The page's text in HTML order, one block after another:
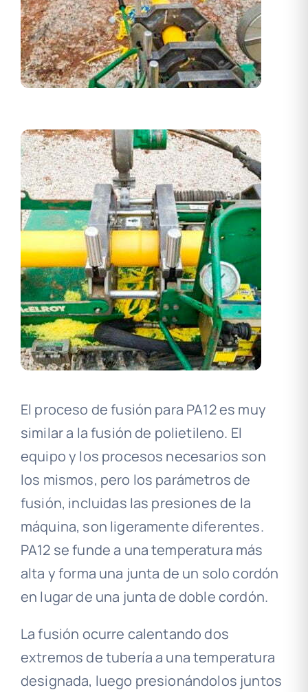
El proceso de fusión para PA12 es muy
similar a la fusión de polietileno. El
equipo y los procesos necesarios son
los mismos, pero los parámetros de
fusión, incluidas las presiones de la
máquina, son ligeramente diferentes.
PA12 se funde a una temperatura más
alta y forma una junta de un solo cordón
en lugar de una junta de doble cordón.
La fusión ocurre calentando dos
extremos de tubería a una temperatura
designada, luego presionándolos juntos